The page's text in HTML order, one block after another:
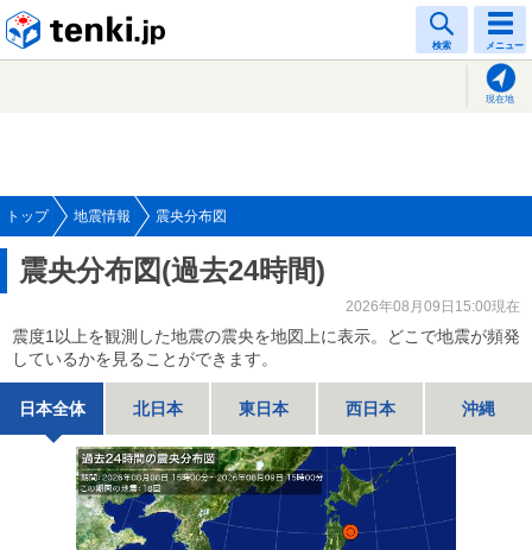
検索 メニュー
現在地
トップ 地震情報 震央分布図
震央分布図(過去24時間)
2026年08月09日15:00現在
震度1以上を観測した地震の震央を地図上に表示。どこで地震が頻発
しているかを見ることができます。
日本全体 北日本 東日本 西日本 沖縄